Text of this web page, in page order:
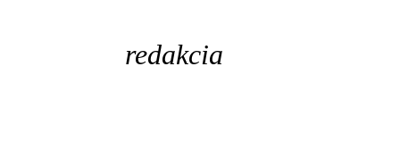
redakcia